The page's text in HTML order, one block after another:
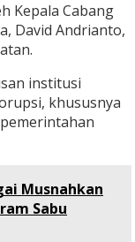
Kepala Cabang
David Andrianto,
institusi
khususnya
Musnahkan
Sabu